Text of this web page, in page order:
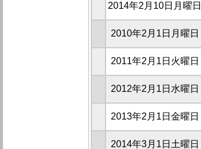
2014年2月10日月曜日
2010年2月1日月曜日
2011年2月1日火曜日
2012年2月1日水曜日
2013年2月1日金曜日
2014年3月1日土曜日